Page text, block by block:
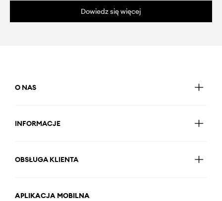
Dowiedz się więcej
O NAS
INFORMACJE
OBSŁUGA KLIENTA
APLIKACJA MOBILNA